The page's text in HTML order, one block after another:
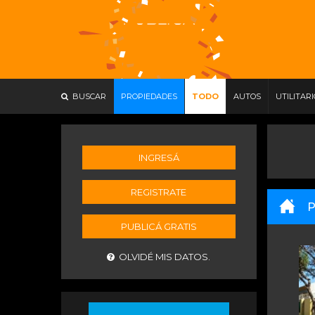
BUSCAR PROPIEDADES TODO AUTOS
INGRESÁ
REGISTRATE
PUBLICÁ GRATIS
OLVIDÉ MIS DATOS.